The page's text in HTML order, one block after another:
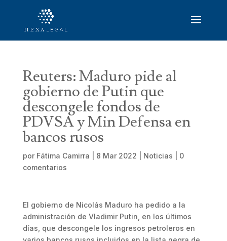
Reuters: Maduro pide al
gobierno de Putin que
descongele fondos de
PDVSA y Min Defensa en
bancos rusos
por Fátima Camirra 8 Mar 2022 Noticias
0
comentarios
El gobierno de Nicolás Maduro ha pedido a la
administración de Vladimir Putin, en los últimos
días, que descongele los ingresos petroleros en